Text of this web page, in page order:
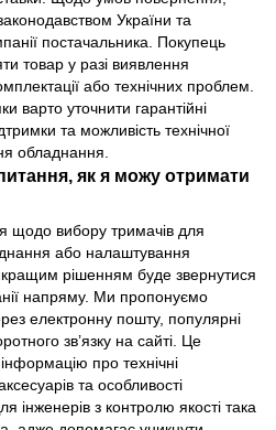
України та
постачальника. Покупець
товар у разі виявлення
або технічних проблем.
уточнити гарантійні
та можливість технічної
обладнання.
як я можу отримати
щодо вибору тримачів для
або налаштування
рішенням буде звернутися
напряму. Ми пропонуємо
електронну пошту, популярні
зв’язку на сайті. Це
про технічні
та особливості
інженерів з контролю якості така